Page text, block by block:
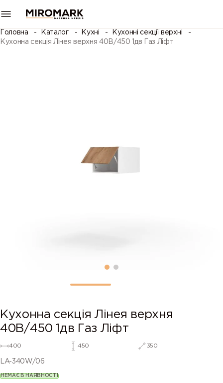
Головна Каталог Кухні
Кухонні секції верхні
Кухонна секція Лінея верхня 40В/450 1дв Газ Ліфт
Кухонна секція Лінея верхня
40В/450 1дв Газ Ліфт
400 450 350
LA-340W/06
НЕМАЄ В НАЯВНОСТІ